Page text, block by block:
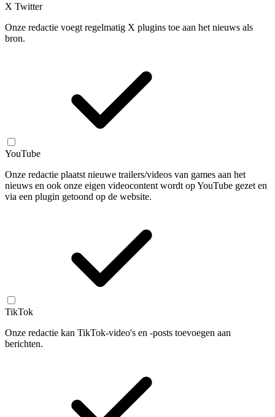
X Twitter
Onze redactie voegt regelmatig X plugins toe aan het nieuws als
bron.
YouTube
Onze redactie plaatst nieuwe trailers/videos van games aan het
nieuws en ook onze eigen videocontent wordt op YouTube gezet en
via een plugin getoond op de website.
TikTok
Onze redactie kan TikTok-video's en -posts toevoegen aan
berichten.